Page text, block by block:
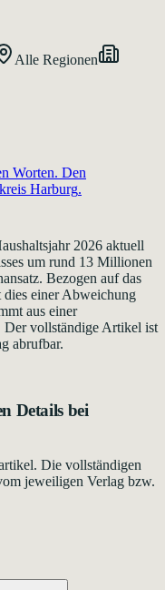
Alle Regionen
Worten. Den
Harburg.
2026 aktuell
um rund 13 Millionen
Bezogen auf das
dies einer Abweichung
aus einer
Der vollständige Artikel ist
abrufbar.
Details bei
Die vollständigen
jeweiligen Verlag bzw.